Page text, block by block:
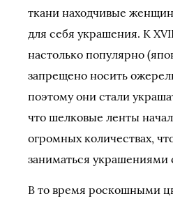
ткани находчивые
для себя украшения. К
настолько популярно
запрещено носить
поэтому они стали
что шелковые ленты
огромных количествах,
заниматься украшениями
В то время роскошными